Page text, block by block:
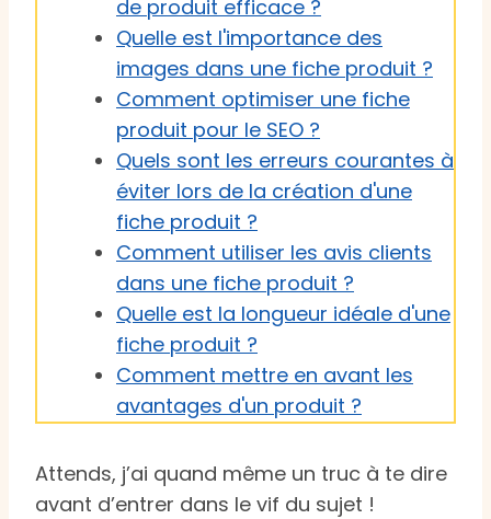
de produit efficace ?
Quelle est l'importance des
images dans une fiche produit ?
Comment optimiser une fiche
produit pour le SEO ?
Quels sont les erreurs courantes à
éviter lors de la création d'une
fiche produit ?
Comment utiliser les avis clients
dans une fiche produit ?
Quelle est la longueur idéale d'une
fiche produit ?
Comment mettre en avant les
avantages d'un produit ?
Attends, j’ai quand même un truc à te dire
avant d’entrer dans le vif du sujet !